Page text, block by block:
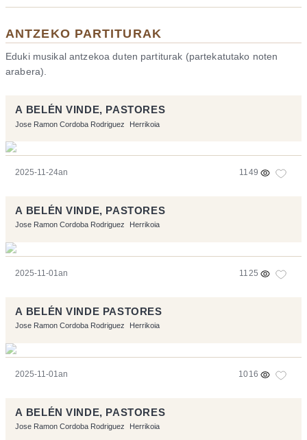
ANTZEKO PARTITURAK
Eduki musikal antzekoa duten partiturak (partekatutako noten
arabera).
A BELÉN VINDE, PASTORES
Jose Ramon Cordoba Rodriguez Herrikoia
2025-11-24an 1149
A BELÉN VINDE, PASTORES
Jose Ramon Cordoba Rodriguez Herrikoia
2025-11-01an 1125
A BELÉN VINDE PASTORES
Jose Ramon Cordoba Rodriguez Herrikoia
2025-11-01an 1016
A BELÉN VINDE, PASTORES
Jose Ramon Cordoba Rodriguez Herrikoia